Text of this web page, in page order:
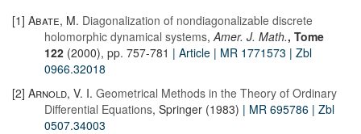
[1] Abate, M. Diagonalization of nondiagonalizable discrete
holomorphic dynamical systems,Amer. J. Math., Tome
122 (2000), pp. 757-781 | Article | MR 1771573 | Zbl
0966.32018
[2] Arnold, V. I. Geometrical Methods in the Theory of Ordinary
Differential Equations, Springer (1983) | MR 695786 | Zbl
0507.34003